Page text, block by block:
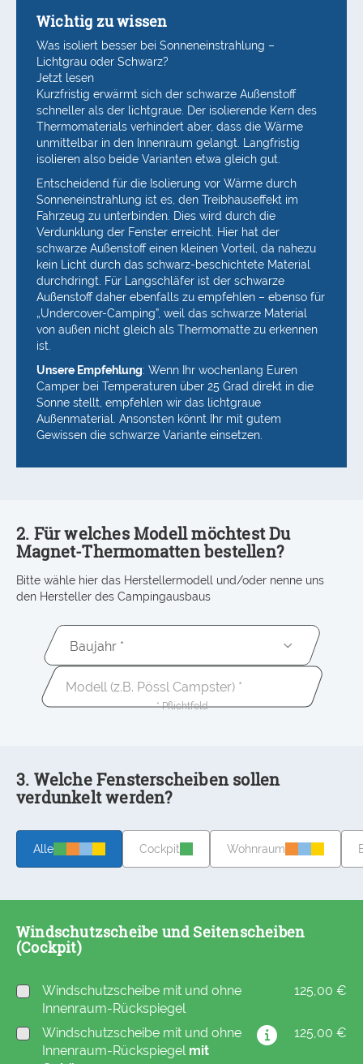
Wichtig zu wissen
Was isoliert besser bei Sonneneinstrahlung –
Lichtgrau oder Schwarz?
Jetzt lesen
Kurzfristig erwärmt sich der schwarze Außenstoff
schneller als der lichtgraue. Der isolierende Kern des
Thermomaterials verhindert aber, dass die Wärme
unmittelbar in den Innenraum gelangt. Langfristig
isolieren also beide Varianten etwa gleich gut.
Entscheidend für die Isolierung vor Wärme durch
Sonneneinstrahlung ist es, den Treibhauseffekt im
Fahrzeug zu unterbinden. Dies wird durch die
Verdunklung der Fenster erreicht. Hier hat der
schwarze Außenstoff einen kleinen Vorteil, da nahezu
kein Licht durch das schwarz-beschichtete Material
durchdringt. Für Langschläfer ist der schwarze
Außenstoff daher ebenfalls zu empfehlen – ebenso für
„Undercover-Camping”, weil das schwarze Material
von außen nicht gleich als Thermomatte zu erkennen
ist.
Unsere Empfehlung: Wenn Ihr wochenlang Euren
Camper bei Temperaturen über 25 Grad direkt in die
Sonne stellt, empfehlen wir das lichtgraue
Außenmaterial. Ansonsten könnt Ihr mit gutem
Gewissen die schwarze Variante einsetzen.
2. Für welches Modell möchtest Du
Magnet-Thermomatten bestellen?
Bitte wähle hier das Herstellermodell und/oder nenne uns
den Hersteller des Campingausbaus
Baujahr *
* Pflichtfeld
3. Welche Fensterscheiben sollen
verdunkelt werden?
Alle Cockpit Wohnraum
Windschutzscheibe und Seitenscheiben
(Cockpit)
Windschutzscheibe mit und ohne
Innenraum-Rückspiegel
125,00 €
Windschutzscheibe mit und ohne
Innenraum-Rückspiegel mit
125,00 €